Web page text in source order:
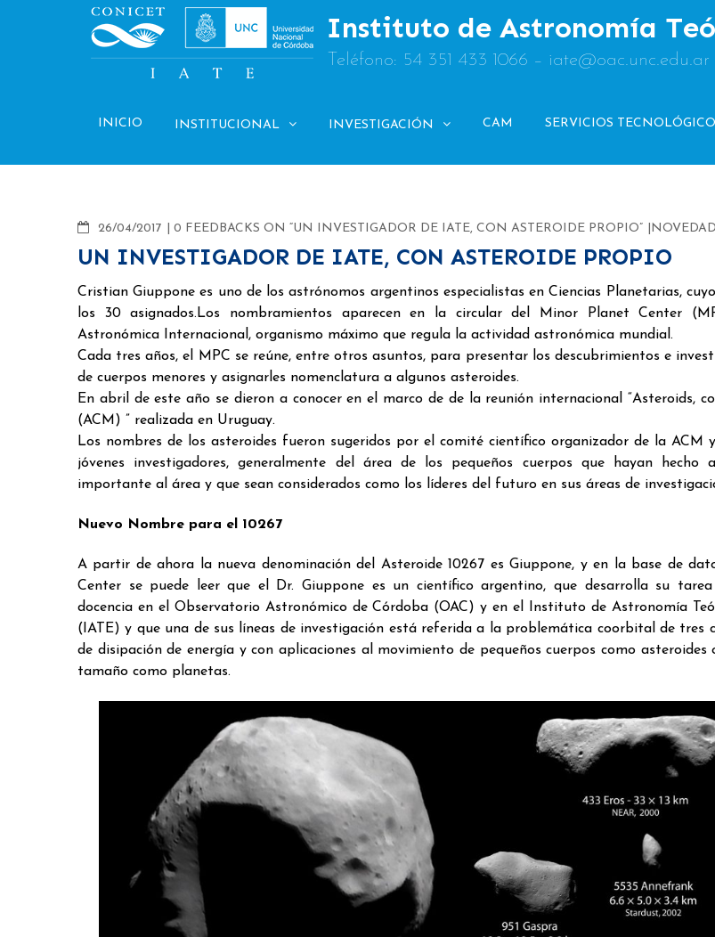
Instituto de Astronomía
Teléfono: 54 351 433 1066 –
INICIO INSTITUCIONAL INVESTIGACIÓN CAM SERVICIOS
26/04/2017 COMMENTS
0 FEEDBACKS ON “UN INVESTIGADOR DE IATE, CON ASTEROIDE PROPIO”
UN INVESTIGADOR DE IATE, CON ASTEROIDE PROPIO
Cristian Giuppone es uno de los astrónomos argentinos especialistas en Ciencias Planetarias,
los 30 asignados.Los nombramientos aparecen en la circular del Minor Planet Center
Astronómica Internacional, organismo máximo que regula la actividad astronómica mundial.
Cada tres años, el MPC se reúne, entre otros asuntos, para presentar los descubrimientos e
de cuerpos menores y asignarles nomenclatura a algunos asteroides.
En abril de este año se dieron a conocer en el marco de de la reunión internacional “Asteroids,
(ACM) ” realizada en Uruguay.
Los nombres de los asteroides fueron sugeridos por el comité científico organizador de la ACM
jóvenes investigadores, generalmente del área de los pequeños cuerpos que hayan hecho
importante al área y que sean considerados como los líderes del futuro en sus áreas de
Nuevo Nombre para el 10267
A partir de ahora la nueva denominación del Asteroide 10267 es Giuppone, y en la base de
Center se puede leer que el Dr. Giuppone es un científico argentino, que desarrolla su
docencia en el Observatorio Astronómico de Córdoba (OAC) y en el Instituto de Astronomía
(IATE) y que una de sus líneas de investigación está referida a la problemática coorbital de tres
de disipación de energía y con aplicaciones al movimiento de pequeños cuerpos como asteroides
tamaño como planetas.